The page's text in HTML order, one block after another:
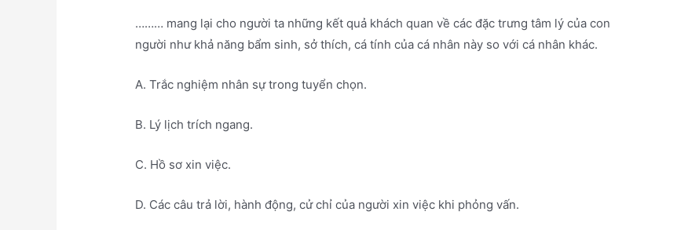
……… mang lại cho người ta những kết quả khách quan về các đặc trưng tâm lý của con
người như khả năng bẩm sinh, sở thích, cá tính của cá nhân này so với cá nhân khác.
A. Trắc nghiệm nhân sự trong tuyển chọn.
B. Lý lịch trích ngang.
C. Hồ sơ xin việc.
D. Các câu trả lời, hành động, cử chỉ của người xin việc khi phỏng vấn.